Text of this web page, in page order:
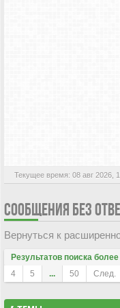
Текущее время: 08 авг 2026,
СООБЩЕНИЯ БЕЗ
Вернуться к
Результатов поиска
4
5 ... 50 След.